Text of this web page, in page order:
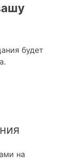
будет
на